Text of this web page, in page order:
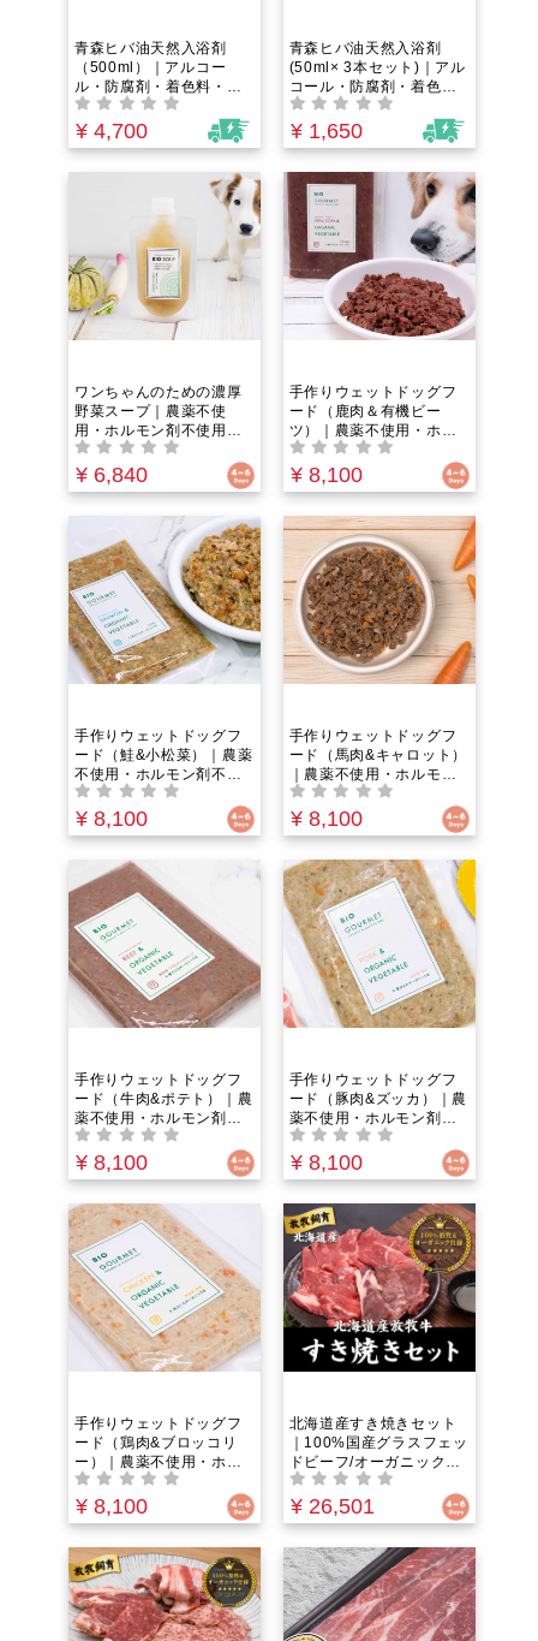
青森ヒバ油天然入浴剤
（500ml）｜アルコー
ル・防腐剤・着色料・人
工香料不使用。消臭・防
腐まで叶える”魔法”の精油
のみ使用。木の香りで癒
間。１００種類以上の天
然成分配合。肌・体臭の
お悩みにアプローチ！
¥ 4,700
青森ヒバ油天然入浴剤
(50ml× 3本セット)｜アル
コール・防腐剤・着色
料・人工香料不使用。消
臭・防腐まで叶える”魔
法”の精油のみ使用。木の
風呂時間。１００種類以
上の天然成分配合。肌・
体臭のお悩みにアプロー
チ！
¥ 1,650
ワンちゃんのための濃厚
野菜スープ｜農薬不使
用・ホルモン剤不使用・
抗生物質フリー｜免疫ケ
ア＆エイジングケア｜フ
ァイトケミカルたっぷ
つ煮込んだうまみ100%の
贅沢スープ。グレインフ
リー＆ヒューマングレー
ドでペットにやさしい。
85℃以下の低温調理 で栄
養成分ぎっしり！
¥ 6,840
手作りウェットドッグフ
ード（鹿肉＆有機ビー
ツ）｜農薬不使用・ホル
モン剤不使用・抗生物質
フリー｜野菜とお肉の水
分のみ！うまみ100%のウ
フリー＆ヒューマングレ
ードでペットにやさし
い。85℃以下の低温調
理 で栄養成分ぎっしり！
¥ 8,100
手作りウェットドッグフ
ード（鮭&小松菜）｜農薬
不使用・ホルモン剤不使
用・抗生物質フリー｜野
菜とお肉の水分のみ！う
まみ100%のウェットフー
ューマングレードでペッ
トにやさしい。85℃以下
の低温調理 で栄養成分ぎ
っしり！
¥ 8,100
手作りウェットドッグフ
ード（馬肉&キャロット）
｜農薬不使用・ホルモン
剤不使用・抗生物質フリ
ー｜野菜とお肉の水分の
み！うまみ100%のウェッ
ー＆ヒューマングレード
でペットにやさしい。
85℃以下の低温調理 で栄
養成分ぎっしり！
¥ 8,100
手作りウェットドッグフ
ード（牛肉&ポテト）｜農
薬不使用・ホルモン剤不
使用・抗生物質フリー｜
野菜とお肉の水分のみ！
うまみ100%のウェットフ
ヒューマングレードでペ
ットにやさしい。85℃以
下の低温調理 で栄養成分
ぎっしり！
¥ 8,100
手作りウェットドッグフ
ード（豚肉&ズッカ）｜農
薬不使用・ホルモン剤不
使用・抗生物質フリー｜
野菜とお肉の水分のみ！
うまみ100%のウェットフ
ヒューマングレードでペ
ットにやさしい。85℃以
下の低温調理 で栄養成分
ぎっしり！
¥ 8,100
手作りウェットドッグフ
ード（鶏肉&ブロッコリ
ー）｜農薬不使用・ホル
モン剤不使用・抗生物質
フリー｜野菜とお肉の水
分のみ！うまみ100%のウ
フリー＆ペットにやさし
い。85℃以下の低温調
理 で栄養成分ぎっしり！
¥ 8,100
北海道産すき焼きセット
｜100%国産グラスフェッ
ドビーフ/オーガニック仕
様【一度食べたら忘れら
れない！】希少な放牧牛
のすき焼きをご自宅で。
¥ 26,501